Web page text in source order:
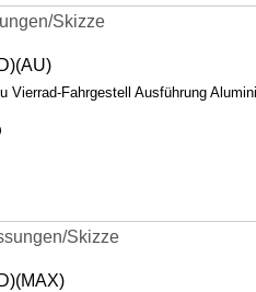
Skizze
Vierrad-Fahrgestell Ausführung
Skizze